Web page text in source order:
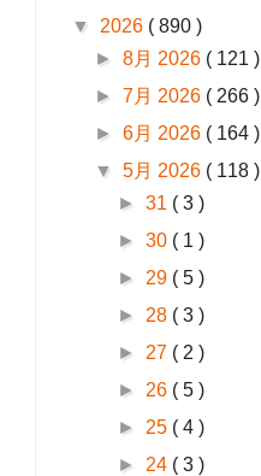
▼ 2026 ( 890 )
►8月 2026 ( 121 )
►7月 2026 ( 266 )
►6月 2026 ( 164 )
▼5月 2026 ( 118 )
►31 ( 3 )
►30 ( 1 )
► 29 ( 5 )
► 28 ( 3 )
► 27 ( 2 )
► 26 ( 5 )
► 25 ( 4 )
► 24 ( 3 )